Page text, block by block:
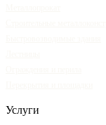
Услуги